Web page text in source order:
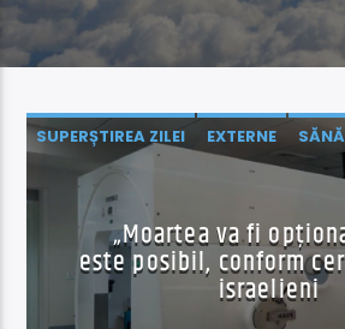
Acum
Next To You, Next To Me
Shenandoah
SUPERȘTIREA ZILEI EXTERNE
ȘTIINȚĂ ŞI TEHNOLOGIE
ȘTIRI
„Moartea va fi
este posibil, conform
israelieni